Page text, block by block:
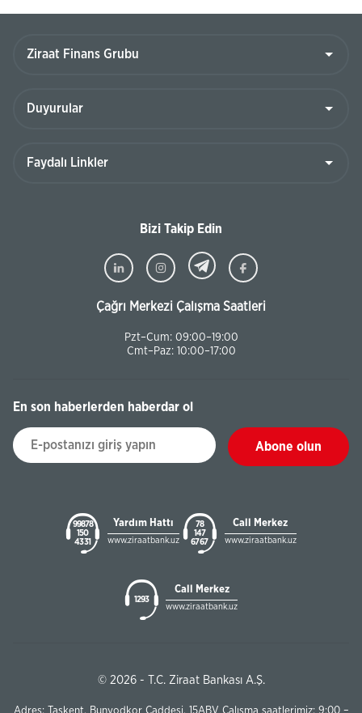
Bizi Takip Edin
Çağrı Merkezi Çalışma Saatleri
Pzt–Cum: 09:00–19:00
Cmt–Paz: 10:00–17:00
En son haberlerden haberdar ol
Abone olun
99878
150
43 31
Yardım Hattı
www.ziraatbank.uz
78
147
67 67
Call Merkez
www.ziraatbank.uz
1293
Call Merkez
www.ziraatbank.uz
© 2026 - T.C. Ziraat Bankası A.Ş.
Adres: Taşkent, Bunyodkor Caddesi, 15ABV Çalışma saatlerimiz: 9:00 –